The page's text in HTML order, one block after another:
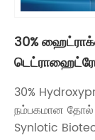
30%
30%
நம்பகமான தோல்
Synlotic